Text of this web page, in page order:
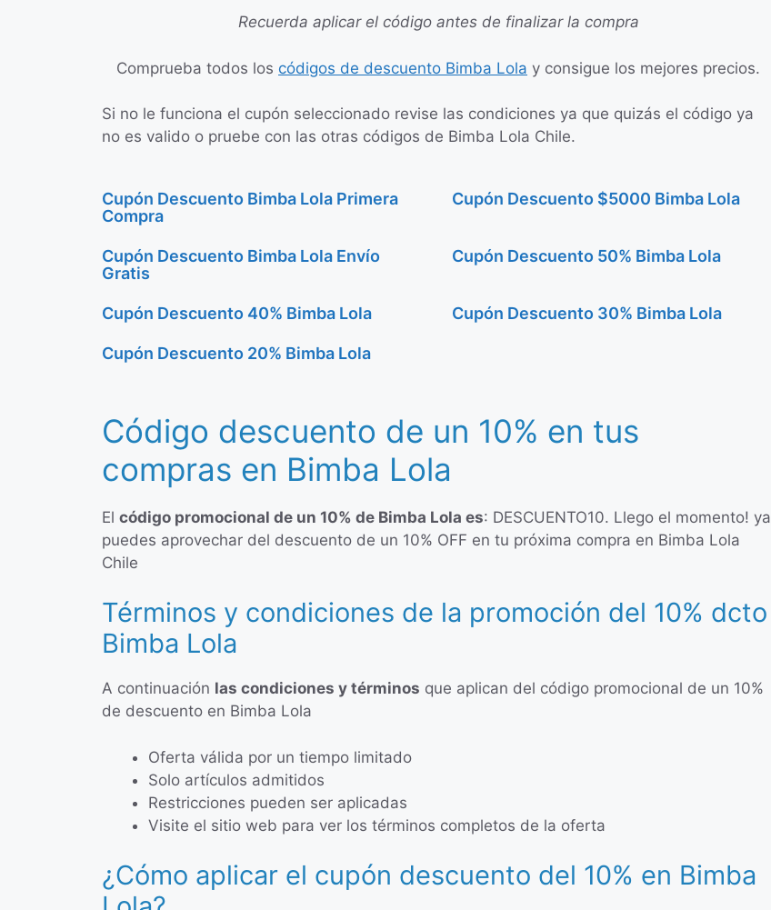
Recuerda aplicar el código antes de finalizar la compra
Comprueba todos los códigos de descuento Bimba Lola y consigue los mejores precios.
Si no le funciona el cupón seleccionado revise las condiciones ya que quizás el código ya
no es valido o pruebe con las otras códigos de Bimba Lola Chile.
Cupón Descuento Bimba Lola Primera
Compra
Cupón Descuento $5000 Bimba Lola
Cupón Descuento Bimba Lola Envío
Gratis
Cupón Descuento 50% Bimba Lola
Cupón Descuento 40% Bimba Lola Cupón Descuento 30% Bimba Lola
Cupón Descuento 20% Bimba Lola
Código descuento de un 10% en tus
compras en Bimba Lola
El código promocional de un 10% de Bimba Lola es: DESCUENTO10. Llego el momento! ya
puedes aprovechar del descuento de un 10% OFF en tu próxima compra en Bimba Lola
Chile
Términos y condiciones de la promoción del 10% dcto
Bimba Lola
A continuación las condiciones y términos que aplican del código promocional de un 10%
de descuento en Bimba Lola
Oferta válida por un tiempo limitado
Solo artículos admitidos
Restricciones pueden ser aplicadas
Visite el sitio web para ver los términos completos de la oferta
¿Cómo aplicar el cupón descuento del 10% en Bimba